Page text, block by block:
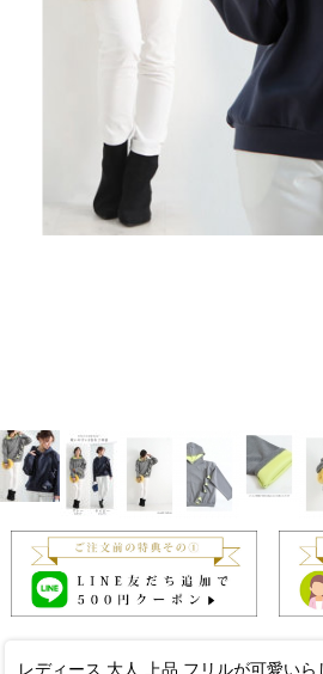
レディース 大人 上品 フリルが可愛い